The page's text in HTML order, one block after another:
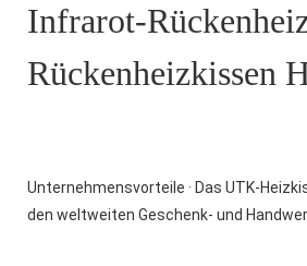
Infrarot-
Rückenheizkissen
Unternehmensvorteile · Das UTK-
den weltweiten Geschenk- und